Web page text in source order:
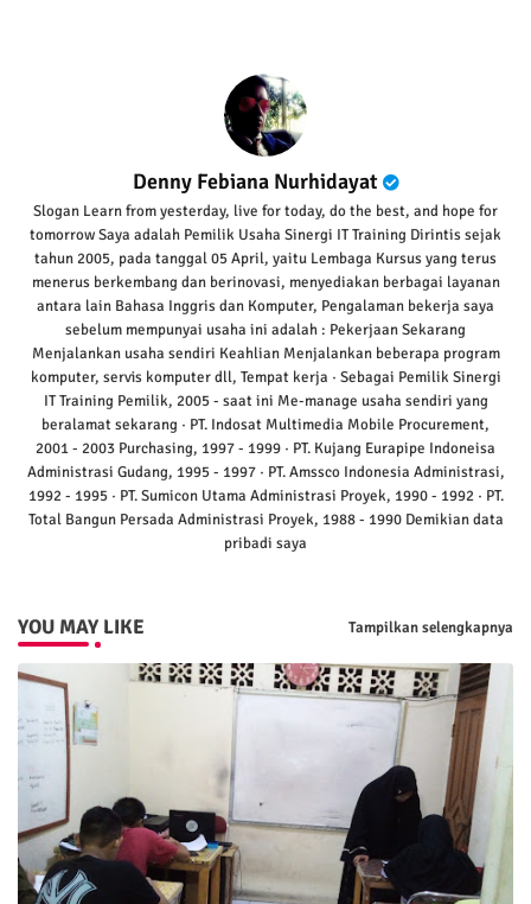
Denny Febiana Nurhidayat
Slogan Learn from yesterday, live for today, do the best, and hope for
tomorrow Saya adalah Pemilik Usaha Sinergi IT Training Dirintis sejak
tahun 2005, pada tanggal 05 April, yaitu Lembaga Kursus yang terus
menerus berkembang dan berinovasi, menyediakan berbagai layanan
antara lain Bahasa Inggris dan Komputer, Pengalaman bekerja saya
sebelum mempunyai usaha ini adalah : Pekerjaan Sekarang
Menjalankan usaha sendiri Keahlian Menjalankan beberapa program
komputer, servis komputer dll, Tempat kerja · Sebagai Pemilik Sinergi
IT Training Pemilik, 2005 - saat ini Me-manage usaha sendiri yang
beralamat sekarang · PT. Indosat Multimedia Mobile Procurement,
2001 - 2003 Purchasing, 1997 - 1999 · PT. Kujang Eurapipe Indoneisa
Administrasi Gudang, 1995 - 1997 · PT. Amssco Indonesia Administrasi,
1992 - 1995 · PT. Sumicon Utama Administrasi Proyek, 1990 - 1992 · PT.
Total Bangun Persada Administrasi Proyek, 1988 - 1990 Demikian data
pribadi saya
YOU MAY LIKE Tampilkan selengkapnya